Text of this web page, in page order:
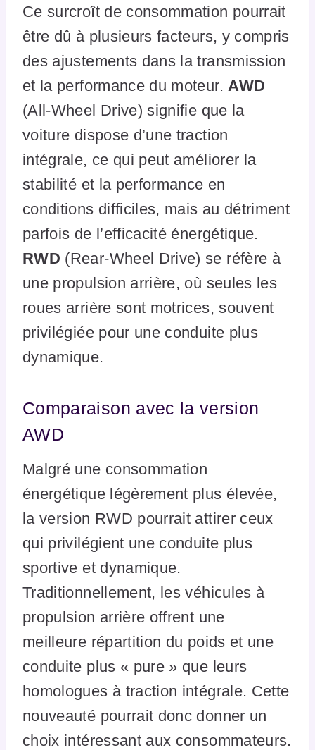
Ce surcroît de consommation pourrait
être dû à plusieurs facteurs, y compris
des ajustements dans la transmission
et la performance du moteur. AWD
(All-Wheel Drive) signifie que la
voiture dispose d’une traction
intégrale, ce qui peut améliorer la
stabilité et la performance en
conditions difficiles, mais au détriment
parfois de l’efficacité énergétique.
RWD (Rear-Wheel Drive) se réfère à
une propulsion arrière, où seules les
roues arrière sont motrices, souvent
privilégiée pour une conduite plus
dynamique.
Comparaison avec la version
AWD
Malgré une consommation
énergétique légèrement plus élevée,
la version RWD pourrait attirer ceux
qui privilégient une conduite plus
sportive et dynamique.
Traditionnellement, les véhicules à
propulsion arrière offrent une
meilleure répartition du poids et une
conduite plus « pure » que leurs
homologues à traction intégrale. Cette
nouveauté pourrait donc donner un
choix intéressant aux consommateurs.